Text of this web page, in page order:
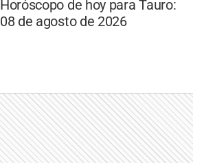
Horóscopo de hoy para Tauro:
08 de agosto de 2026